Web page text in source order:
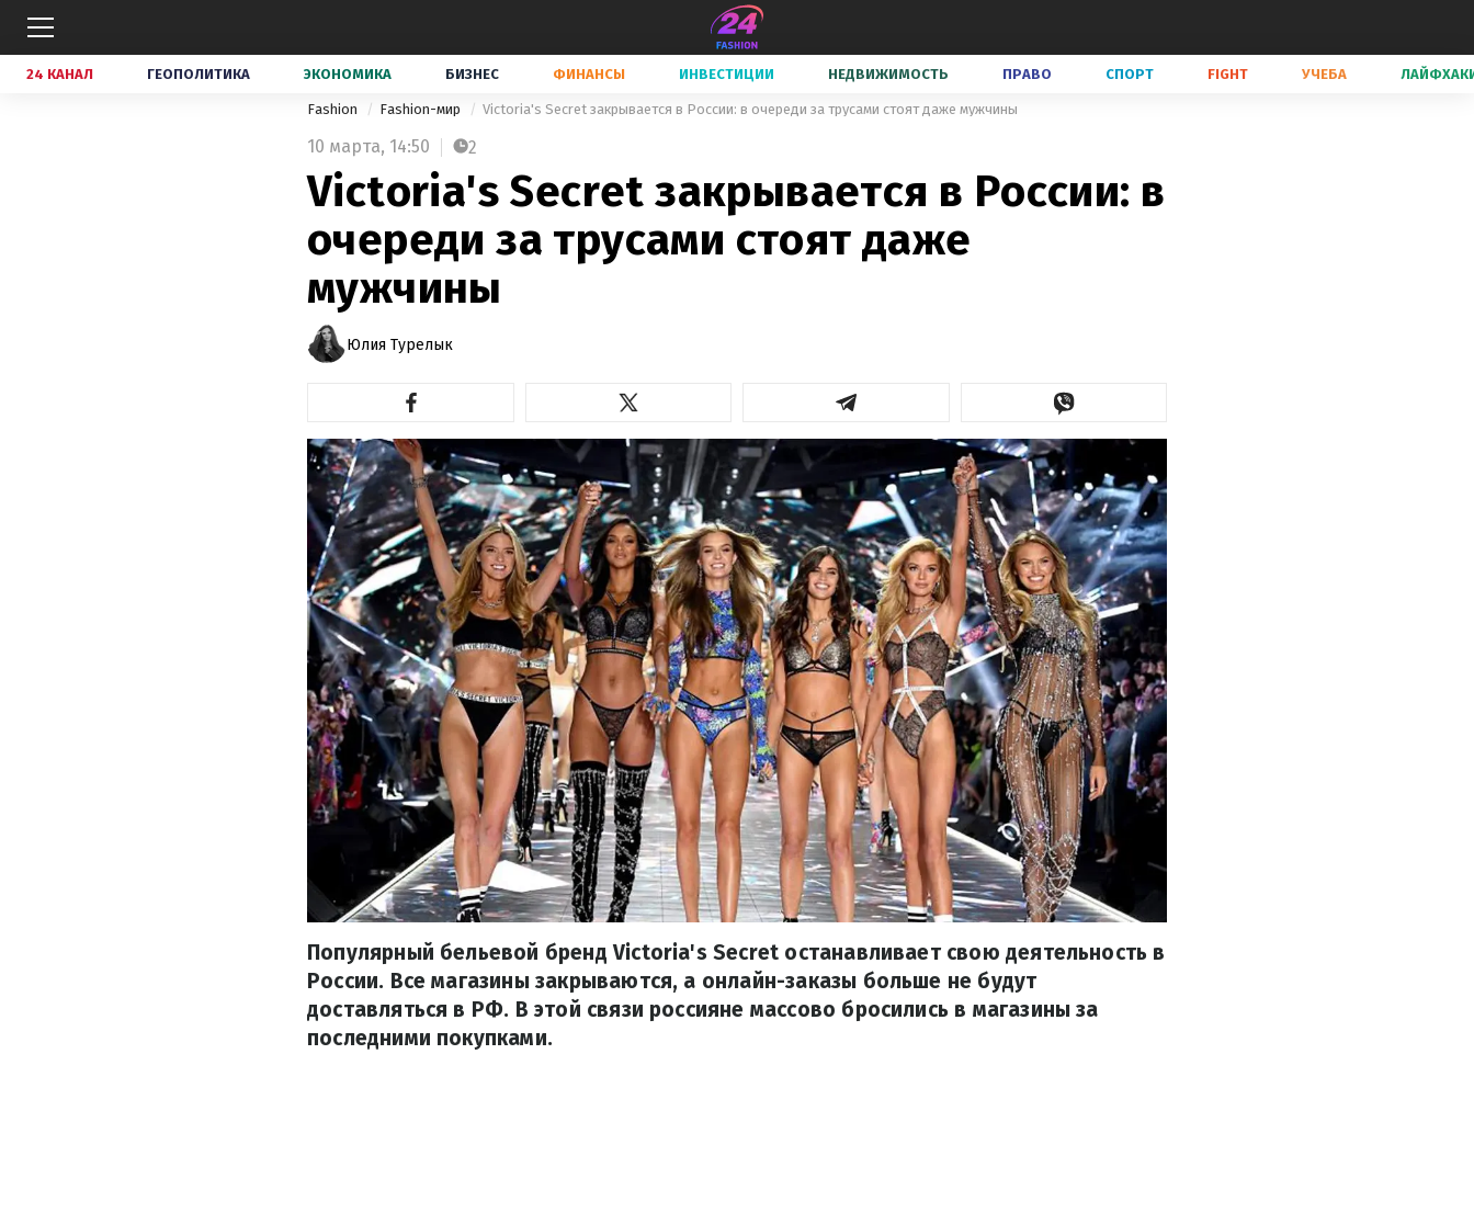
24 КАНАЛ ГЕОПОЛИТИКА ЭКОНОМИКА БИЗНЕС ФИНАНСЫ ИНВЕСТИЦИИ НЕДВИЖИМОСТЬ ПРАВО СПОРТ FIGHT УЧЕБА
Fashion Fashion-мир Victoria's Secret закрывается в России: в очереди за трусами стоят даже мужчины
10 марта, 14:50 2
Victoria's Secret закрывается в России: в
очереди за трусами стоят даже
мужчины
Юлия Турелык
Популярный бельевой бренд Victoria's Secret останавливает свою деятельность в
России. Все магазины закрываются, а онлайн-заказы больше не будут
доставляться в РФ. В этой связи россияне массово бросились в магазины за
последними покупками.